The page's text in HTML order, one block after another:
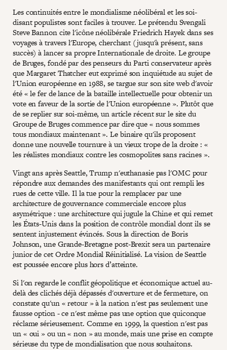
Les continuités entre le mondialisme néolibéral et les soi-
disant populistes sont faciles à trouver. Le prétendu Svengali
Steve Bannon cite l'icône néolibérale Friedrich Hayek dans ses
voyages à travers l'Europe, cherchant (jusqu'à présent, sans
succès) à lancer sa propre Internationale de droite. Le groupe
de Bruges, fondé par des penseurs du Parti conservateur après
que Margaret Thatcher eut exprimé son inquiétude au sujet de
l'Union européenne en 1988, se targue sur son site web d'avoir
été « le fer de lance de la bataille intellectuelle pour obtenir un
vote en faveur de la sortie de l'Union européenne ». Plutôt que
de se replier sur soi-même, un article récent sur le site du
Groupe de Bruges commence par dire que « nous sommes
tous mondiaux maintenant ». Le binaire qu'ils proposent
donne une nouvelle tournure à un vieux trope de la droite : «
les réalistes mondiaux contre les cosmopolites sans racines ».
Vingt ans après Seattle, Trump n'euthanasie pas l'OMC pour
répondre aux demandes des manifestants qui ont rempli les
rues de cette ville. Il la tue pour la remplacer par une
architecture de gouvernance commerciale encore plus
asymétrique : une architecture qui jugule la Chine et qui remet
les États-Unis dans la position de contrôle mondial dont ils se
sentent injustement évincés. Sous la direction de Boris
Johnson, une Grande-Bretagne post-Brexit sera un partenaire
junior de cet Ordre Mondial Réinitialisé. La vision de Seattle
est poussée encore plus hors d’atteinte.
Si l'on regarde le conflit géopolitique et économique actuel au-
delà des clichés déjà dépassés d'ouverture et de fermeture, on
constate qu'un « retour » à la nation n'est pas seulement une
fausse option - ce n'est même pas une option que quiconque
réclame sérieusement. Comme en 1999, la question n'est pas
un « oui » ou un « non » au monde, mais une prise en compte
sérieuse du type de mondialisation que nous souhaitons.